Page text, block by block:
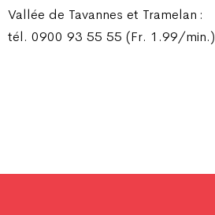
Vallée de Tavannes et Tramelan :
tél. 0900 93 55 55 (Fr. 1.99/min.)